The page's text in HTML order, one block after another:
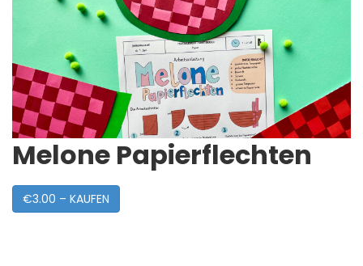
Melone Papierflechten
€3.00 – KAUFEN